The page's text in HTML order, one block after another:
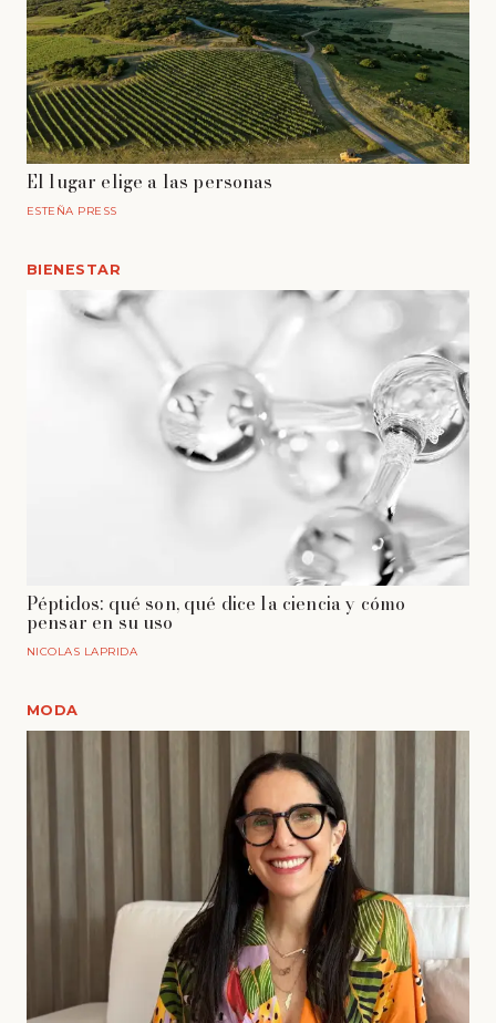
El lugar elige a las personas
ESTEÑA PRESS
BIENESTAR
Péptidos: qué son, qué dice la ciencia y cómo
pensar en su uso
NICOLAS LAPRIDA
MODA